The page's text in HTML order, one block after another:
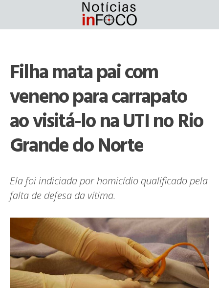
content
Filha mata pai com
veneno para carrapato
ao visitá-lo na UTI no Rio
Grande do Norte
Ela foi indiciada por homicídio qualificado pela
falta de defesa da vítima.